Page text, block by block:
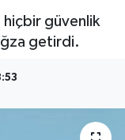
hiçbir güvenlik
getirdi.